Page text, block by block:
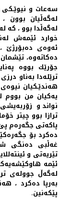
سه‌عات و
له‌گه‌ڵیان بوون
له‌گه‌ڵدا بوو ، كه‌
خوارد ئێمه‌ش
ئه‌وه‌ی ده‌بۆرژێ
ده‌كاته‌وه‌،
جۆرێك بووه‌
ترێله‌دا به‌ناو
هه‌ندێـكیان
یه‌كیان من بووم
نواند و
ترازا بوو چیتر
پاكه‌تی جگه‌ره‌م
ده‌كرد بۆ
غه‌ڵبی ده‌نگی
تێریه‌تی و
ئێمه‌
له‌گه‌ڵ جووله‌ی
به‌رپا ده‌كرد ،
پێكه‌نین.